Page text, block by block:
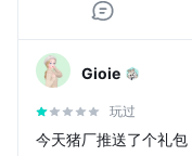
Gioie
玩过
今天猪厂推送了个礼包